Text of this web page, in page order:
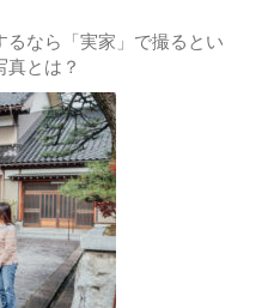
なら「実家」で撮るとい
真とは？